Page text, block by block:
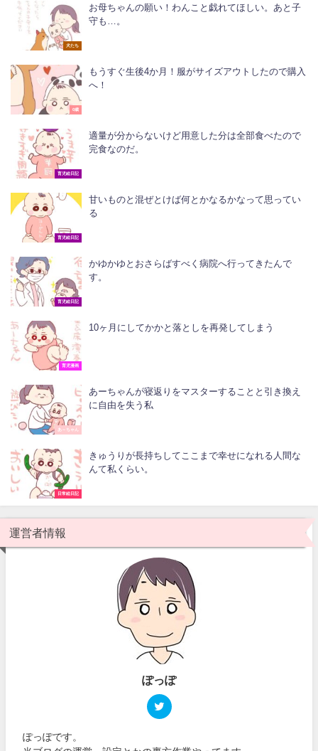
犬たち
お母ちゃんの願い！わんこと戯れてほしい。あと子
守も…。
0歳
もうすぐ生後4か月！服がサイズアウトしたので購入
へ！
育児絵日記
適量が分からないけど用意した分は全部食べたので
完食なのだ。
育児絵日記
甘いものと混ぜとけば何とかなるかなって思ってい
る
育児絵日記
かゆかゆとおさらばすべく病院へ行ってきたんで
す。
育児漫画
10ヶ月にしてかかと落としを再発してしまう
あ～ちゃん
あーちゃんが寝返りをマスターすることと引き換え
に自由を失う私
日常絵日記
きゅうりが長持ちしてここまで幸せになれる人間な
んて私くらい。
運営者情報
ぽっぽ
ぽっぽです。